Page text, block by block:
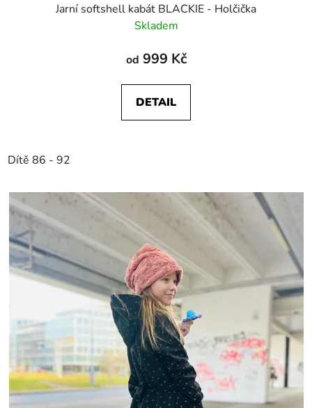
Jarní softshell kabát BLACKIE - Holčička
Skladem
od 999 Kč
DETAIL
Dítě 86 - 92